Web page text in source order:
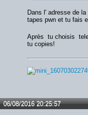
Dans l' adresse de
tapes pwn et tu fais
Après tu choisis
tu copies!
06/08/2016 20:25:57